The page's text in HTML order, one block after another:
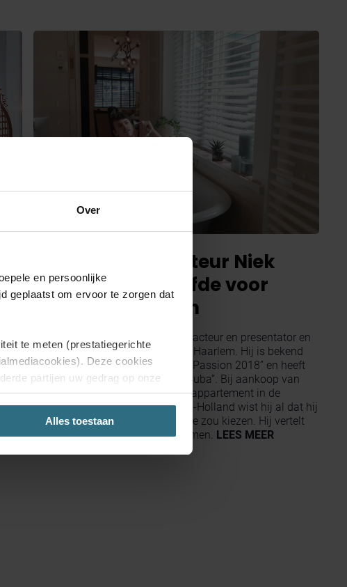
Over
en persoonlijke
geplaatst om ervoor te zorgen dat
te meten (prestatiegerichte
Deze cookies
partijen uw gedrag op onze
je 'Weigeren', dan plaatsen we
Alles toestaan
Op bezoek bij: acteur Niek
Roozen en zijn liefde voor
houten jaloezieën
Niek Roozen is een Nederlandse acteur en presentator en
woonachtig in zijn geboortestad Haarlem. Hij is bekend
van de tv-series “Brugklas”, “The Passion 2018” en heeft
gespeeld in de film “Verliefd op Cuba”. Bij aankoop van
zijn jaren 30 benedenverdieping appartement in de
historische hoofdstad van Noord-Holland wist hij al dat hij
voor jaloezieën als raamdecoratie zou kiezen. Hij vertelt
ons hoe hij tot die keuze is gekomen. LEES MEER